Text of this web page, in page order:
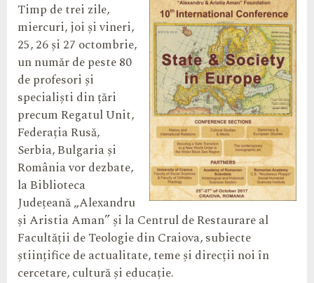
Timp de trei zile,
miercuri, joi și vineri,
25, 26 și 27 octombrie,
un număr de peste 80
de profesori și
specialiști din țări
precum Regatul Unit,
Federația Rusă,
Serbia, Bulgaria și
România vor dezbate,
la Biblioteca
Județeană „Alexandru
și Aristia Aman” și la Centrul de Restaurare al
Facultății de Teologie din Craiova, subiecte
științifice de actualitate, teme și direcții noi în
cercetare, cultură și educație.